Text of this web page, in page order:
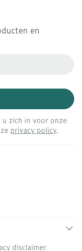
en
zich in voor onze
privacy policy.
disclaimer